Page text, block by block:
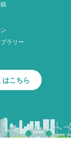
ラリー
はこちら